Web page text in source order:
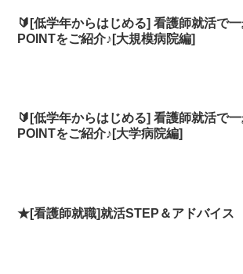
🔰[低学年からはじめる] 看護師就活で
POINTをご紹介♪[大規模病院編]
🔰[低学年からはじめる] 看護師就活で
POINTをご紹介♪[大学病院編]
★[看護師就職]就活STEP＆アドバイス